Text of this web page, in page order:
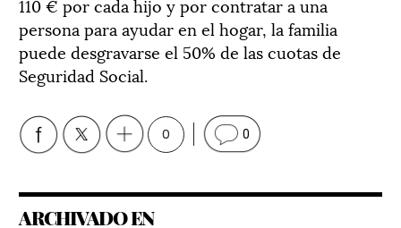
persona para ayudar en el hogar, la familia
puede desgravarse el 50% de las cuotas de
Seguridad Social.
0 0
ARCHIVADO EN